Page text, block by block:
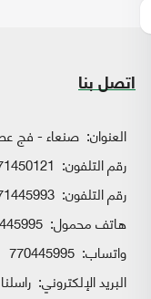
اتصل بنا
العنوان: صنعاء - فج
رقم التلفون:
رقم التلفون:
هاتف محمول:
واتساب:
البريد الإلكتروني: راسلنا